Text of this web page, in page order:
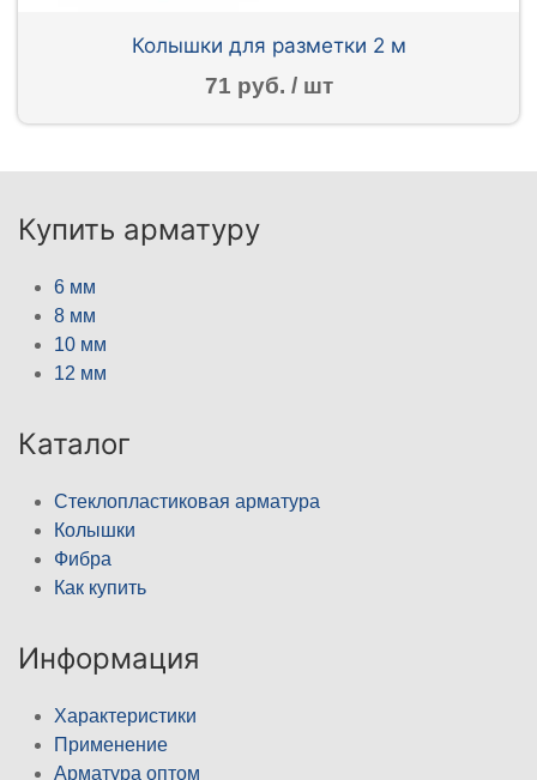
Колышки для разметки 2 м
71 руб. / шт
Купить арматуру
6 мм
8 мм
10 мм
12 мм
Каталог
Стеклопластиковая арматура
Колышки
Фибра
Как купить
Информация
Характеристики
Применение
Арматура оптом